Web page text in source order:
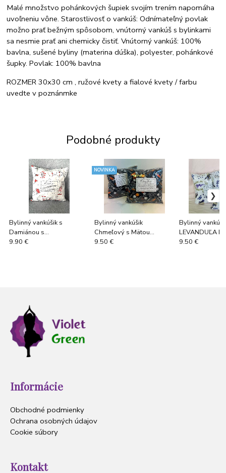
Malé množstvo pohánkových šupiek svojím trením napomáha
uvoľneniu vône. Starostlivosť o vankúš: Odnímateľný povlak
možno prať bežným spôsobom, vnútorný vankúš s bylinkami
sa nesmie prať ani chemicky čistiť. Vnútorný vankúš: 100%
bavlna, sušené byliny (materina dúška), polyester, pohánkové
šupky. Povlak: 100% bavlna
ROZMER 30x30 cm , ružové kvety a fialové kvety / farbu
uvedte v poznánmke
Podobné produkty
Bylinný vankúšik s
Damiánou s
afrodziakálnymi účinkami
9.90 €
Bylinný vankúšik
Chmeľový s Mätou
uvoľňujúci PIVKO
NOVINKA
9.50 €
Bylinný
LEVANDUĽA II
9.50 €
Informácie
Obchodné podmienky
Ochrana osobných údajov
Cookie súbory
Kontakt